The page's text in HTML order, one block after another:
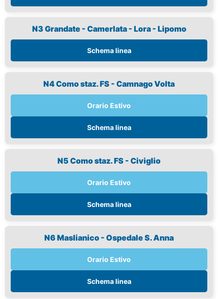
N3 Grandate - Camerlata - Lora - Lipomo
Schema linea
N4 Como staz. FS - Camnago Volta
Orario Estivo
Schema linea
N5 Como staz. FS - Civiglio
Orario Estivo
Schema linea
N6 Maslianico - Ospedale S. Anna
Orario Estivo
Schema linea